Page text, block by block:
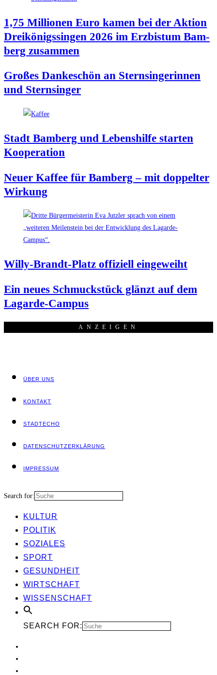
1,75 Mil­lio­nen Euro kamen bei der Akti­on
Drei­kö­nigs­sin­gen 2026 im Erz­bis­tum Bam­
berg zusammen
Gro­ßes Dan­ke­schön an Stern­sin­ge­rin­nen
und Sternsinger
Stadt Bam­berg und Lebens­hil­fe star­ten
Kooperation
Neu­er Kaf­fee für Bam­berg – mit dop­pel­ter
Wirkung
Wil­ly-Brandt-Platz offi­zi­ell eingeweiht
Ein neu­es Schmuck­stück glänzt auf dem
Lagarde-Campus
ANZEI­GEN
ÜBER UNS
KON­TAKT
STADT­ECHO
DATEN­SCHUTZ­ER­KLÄ­RUNG
IMPRES­SUM
Search for:
KUL­TUR
POLI­TIK
SOZIA­LES
SPORT
GESUND­HEIT
WIRT­SCHAFT
WIS­SEN­SCHAFT
SEARCH FOR: